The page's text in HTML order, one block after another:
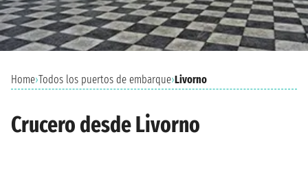
Home›Todos los puertos de embarque›Livorno
Crucero desde Livorno